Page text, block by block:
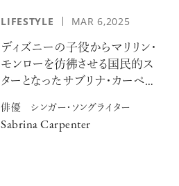
LIFESTYLE MAR 6,2025
ディズニーの子役からマリリン・
モンローを彷彿させる国民的ス
ターとなったサブリナ・カーペン
俳優 シンガー・ソングライター
Sabrina Carpenter